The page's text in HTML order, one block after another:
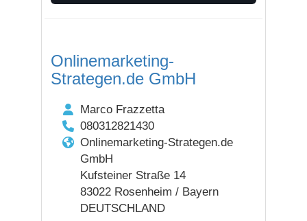
Onlinemarketing-
Strategen.de GmbH
Marco Frazzetta
080312821430
Onlinemarketing-Strategen.de
GmbH
Kufsteiner Straße 14
83022 Rosenheim / Bayern
DEUTSCHLAND